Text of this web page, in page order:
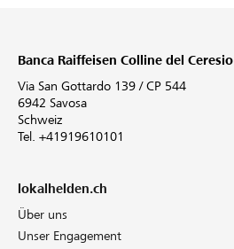
Banca Raiffeisen Colline del Ceresio
Via San Gottardo 139 / CP 544
6942 Savosa
Schweiz
Tel. +41919610101
lokalhelden.ch
Über uns
Unser Engagement